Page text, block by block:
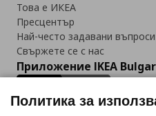
Това е ИКЕА
Пресцентър
Най-често задавани въпроси
Свържете се с нас
Приложение IKEA
Политика за